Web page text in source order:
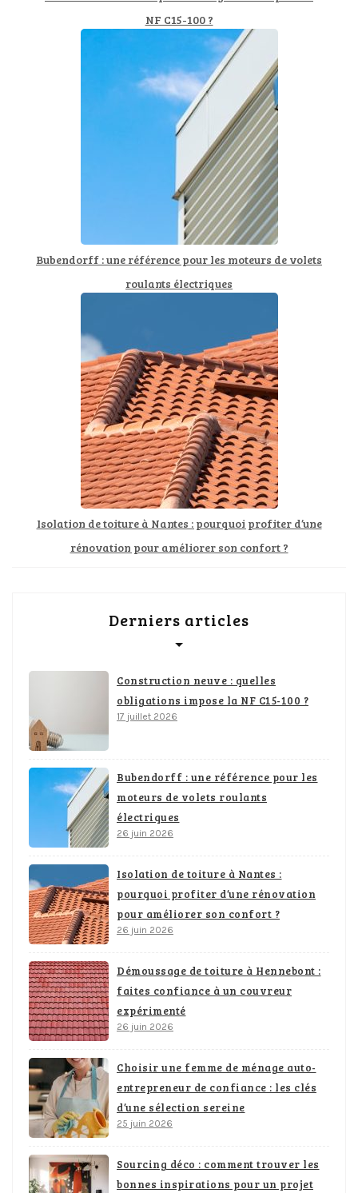
NF C15-100 ?
Bubendorff : une référence pour les moteurs de volets
roulants électriques
Isolation de toiture à Nantes : pourquoi profiter d’une
rénovation pour améliorer son confort ?
Derniers articles
Construction neuve : quelles
obligations impose la NF C15-100 ?
17 juillet 2026
Bubendorff : une référence pour les
moteurs de volets roulants
électriques
26 juin 2026
Isolation de toiture à Nantes :
pourquoi profiter d’une rénovation
pour améliorer son confort ?
26 juin 2026
Démoussage de toiture à Hennebont :
faites confiance à un couvreur
expérimenté
26 juin 2026
Choisir une femme de ménage auto-
entrepreneur de confiance : les clés
d’une sélection sereine
25 juin 2026
Sourcing déco : comment trouver les
bonnes inspirations pour un projet